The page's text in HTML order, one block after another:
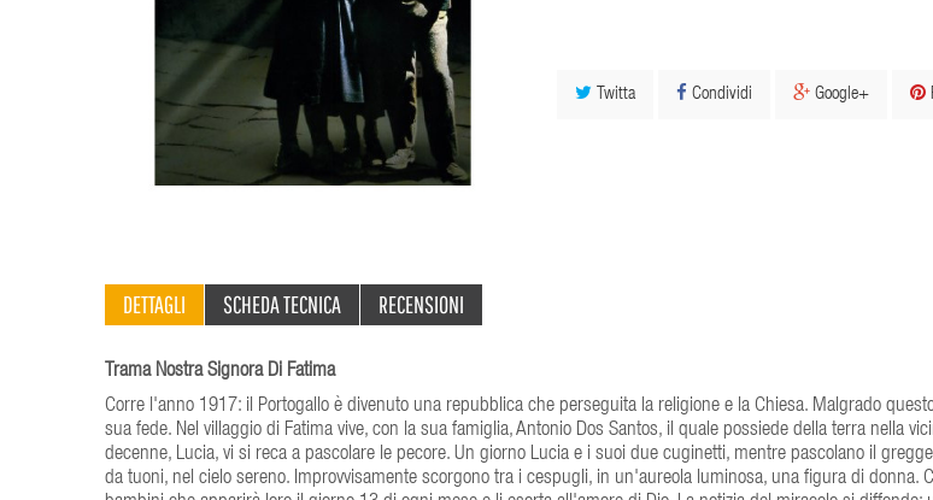
Twitta Condividi Google+
DETTAGLI SCHEDA TECNICA RECENSIONI
Trama Nostra Signora Di Fatima
Corre l'anno 1917: il Portogallo è divenuto una repubblica che perseguita la religione e la Chiesa. Malgrado
sua fede. Nel villaggio di Fatima vive, con la sua famiglia, Antonio Dos Santos, il quale possiede della terra nella
decenne, Lucia, vi si reca a pascolare le pecore. Un giorno Lucia e i suoi due cuginetti, mentre pascolano il
da tuoni, nel cielo sereno. Improvvisamente scorgono tra i cespugli, in un'aureola luminosa, una figura di donna.